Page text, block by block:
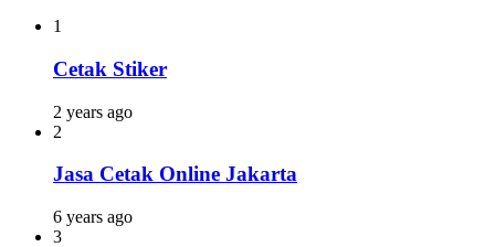
1
Cetak Stiker
2 years ago
2
Jasa Cetak Online Jakarta
6 years ago
3